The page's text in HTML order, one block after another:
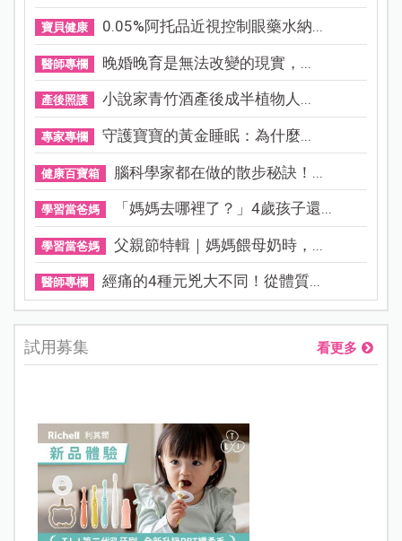
寶貝健康 0.05%阿托品近視控制眼藥水納...
醫師專欄 晚婚晚育是無法改變的現實，...
產後照護 小說家青竹酒產後成半植物人...
專家專欄 守護寶寶的黃金睡眠：為什麼...
健康百寶箱 腦科學家都在做的散步秘訣！...
學習當爸媽 「媽媽去哪裡了？」4歲孩子還...
學習當爸媽 父親節特輯｜媽媽餵母奶時，...
醫師專欄 經痛的4種元兇大不同！從體質...
試用募集 看更多